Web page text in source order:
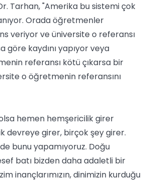
Tarhan, "Amerika bu sistemi çok
Orada öğretmenler
veriyor ve üniversite o referansı
göre kaydını yapıyor veya
referansı kötü çıkarsa bir
o öğretmenin referansını
hemen hemşericilik girer
devreye girer, birçok şey girer.
bunu yapamıyoruz. Doğu
batı bizden daha adaletli bir
inançlarımızın, dinimizin kurduğu